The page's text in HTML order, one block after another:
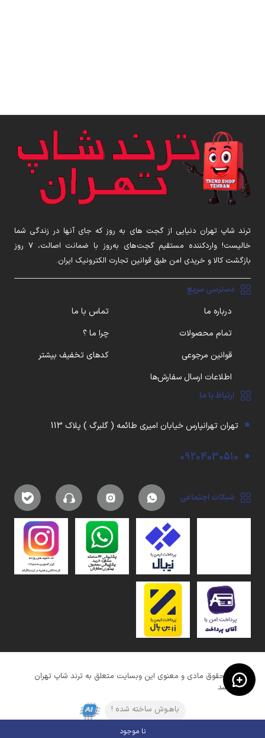
ترند شاپ تهران دنیایی از گجت های به روز که جای آنها در زندگی شما
خالیست! واردکننده مستقیم گجت‌های به‌روز با ضمانت اصالت، ۷ روز
بازگشت کالا و خریدی امن طبق قوانین تجارت الکترونیک ایران.
دسترسی سریع
درباره ما
تماس با ما
تمام محصولات
چرا ما ؟
قوانین مرجوعی
کدهای تخفیف بیشتر
اطلاعات ارسال سفارش‌ها
ارتباط با ما
تهران تهرانپارس خیابان امیری طائمه ( گلبرگ ) پلاک 113
09204030510
شبکات اجتماعی
کلیه حقوق مادی و معنوی این وبسایت متعلق به ترند شاپ تهران
میباشد
باهـوش ساخته شده !
نا موجود